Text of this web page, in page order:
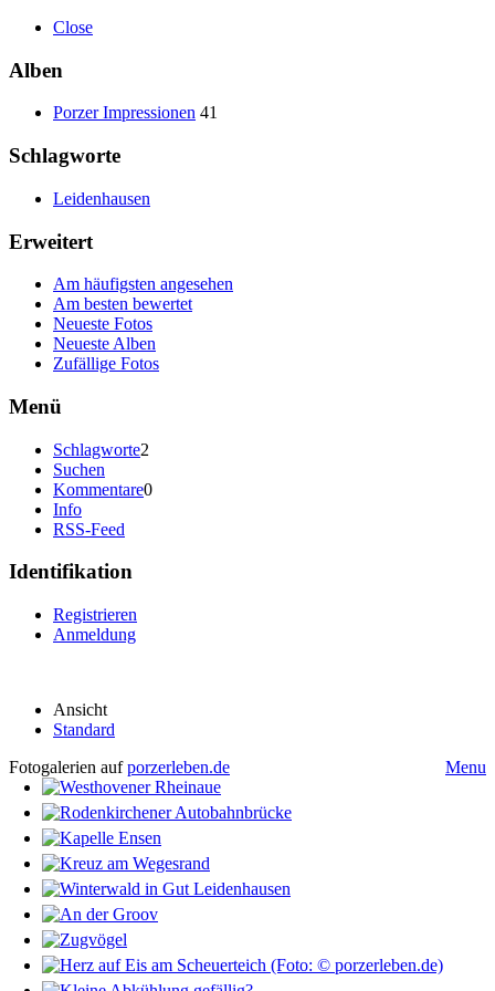
Close
Alben
Porzer Impressionen 41
Schlagworte
Leidenhausen
Erweitert
Am häufigsten angesehen
Am besten bewertet
Neueste Fotos
Neueste Alben
Zufällige Fotos
Menü
Schlagworte2
Suchen
Kommentare0
Info
RSS-Feed
Identifikation
Registrieren
Anmeldung
Ansicht
Standard
Fotogalerien aufporzerleben.de Menu